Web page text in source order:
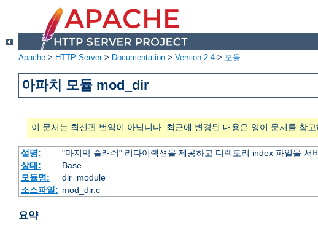
Apache > HTTP Server> Documentation > Version 2.4 > 모듈
아파치 모듈 mod_dir
이 문서는 최신판 번역이 아닙니다. 최근에 변경된 내용은 영어 문서를 참고
설명:
"마지막 슬래쉬" 리다이렉션을 제공하고 디렉토리 index 파일을 서
상태:
Base
모듈명:
dir_module
소스파일: mod_dir.c
요약